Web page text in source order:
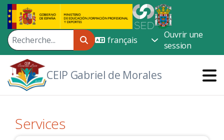
Saut au contenu principal
Ouvrir une
session
CEIP Gabriel de Morales
Services